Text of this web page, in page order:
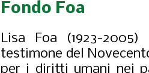
Fondo Foa
Lisa Foa (1923-
testimone del
per i diritti umani nei